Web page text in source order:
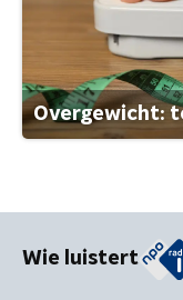
Overgewicht:
Wie luistert